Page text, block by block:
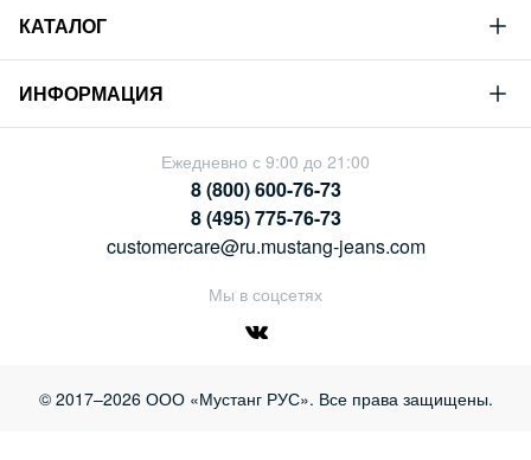
Mustang
Философия
Устойчивое развитие
Сотрудничество
КАТАЛОГ
Новая коллекция
Гид по мужскому дениму
Гид по женскому дениму
ИНФОРМАЦИЯ
Условия продажи
Политика конфиденциальности
Ежедневно с 9:00 до 21:00
8 (800) 600-76-73
8 (495) 775-76-73
customercare@ru.mustang-jeans.com
Мы в соцсетях
© 2017–2026 ООО «Мустанг РУС». Все права защищены.